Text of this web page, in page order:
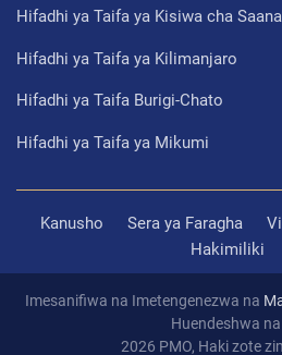
Hifadhi ya Taifa ya Kisiwa cha
Hifadhi ya Taifa ya Kilimanjaro
Hifadhi ya Taifa Burigi-Chato
Hifadhi ya Taifa ya Mikumi
Kanusho Sera ya Faragha
Hakimiliki
Imesanifiwa na Imetengenezwa na
Huendeshwa
2026 PMO, Haki zote